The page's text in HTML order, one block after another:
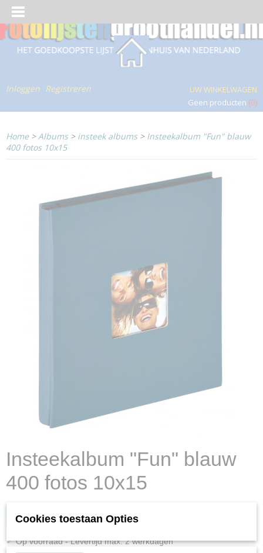
Inloggen Registreren
UW WINKELWAGEN
Geen producten (0)
Home>Albums> insteek albums> Insteekalbum "Fun" blauw
400 fotos 10x15
Insteekalbum "Fun" blauw
400 fotos 10x15
Log in om de prijs te zien
✓Op voorraad- Levertijd max. 2 werkdagen
Cookies toestaan Opties